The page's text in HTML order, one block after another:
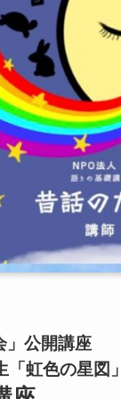
」公開講座
「虹色の星図